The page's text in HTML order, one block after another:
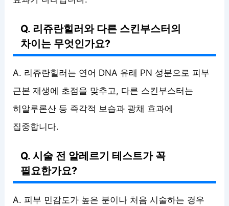
Q. 리쥬란힐러와 다른 스킨부스터의
차이는 무엇인가요?
A. 리쥬란힐러는 연어 DNA 유래 PN 성분으로 피부
근본 재생에 초점을 맞추고, 다른 스킨부스터는
히알루론산 등 즉각적 보습과 광채 효과에
집중합니다.
Q. 시술 전 알레르기 테스트가 꼭
필요한가요?
A. 피부 민감도가 높은 분이나 처음 시술하는 경우